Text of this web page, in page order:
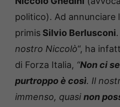
politico). Ad annunciare
primis Silvio Berlusconi
nostro Niccolò“, ha
di Forza Italia, “Non ci
purtroppo è così. Il
immenso, quasinon